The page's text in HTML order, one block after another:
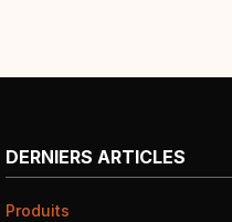
DERNIERS ARTICLES
Produits